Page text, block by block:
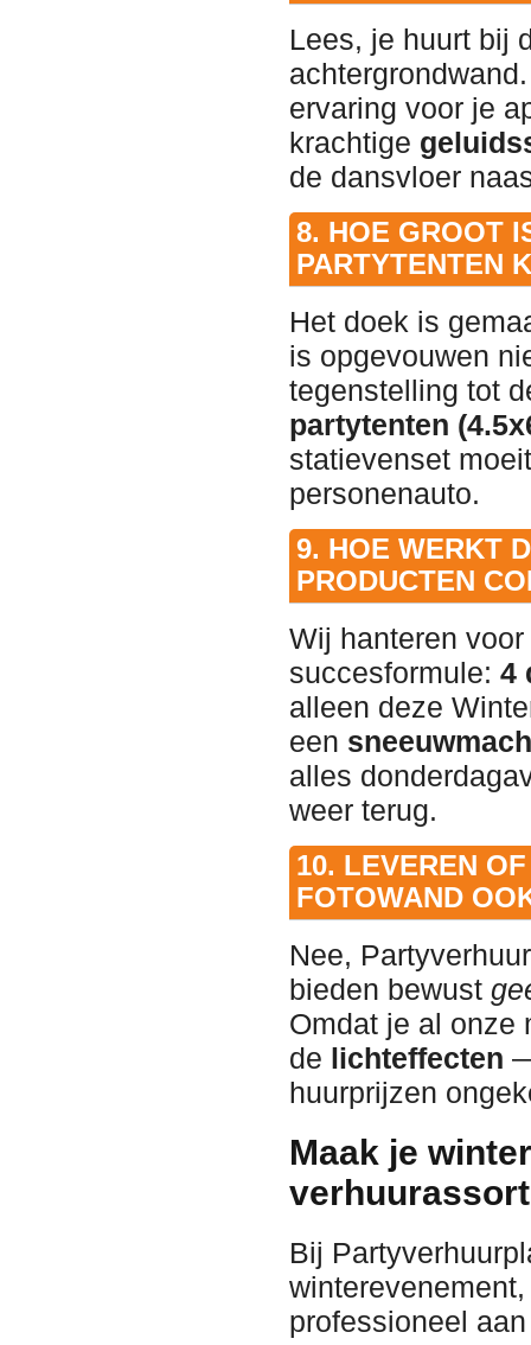
Lees, je huurt bij
ervaring voor je
krachtige
de dansvloer
8. HOE GROOT
PARTYTENTEN
Het doek is
is opgevouwen
tegenstelling tot
partytenten
statievenset
personenauto.
9. HOE WERKT
PRODUCTEN
Wij hanteren
succesformule: 4
alleen deze
een
alles
weer terug.
10. LEVEREN
FOTOWAND
Nee,
bieden bewust
Omdat je al
de lichteffecten
huurprijzen
Maak je
Bij
professioneel